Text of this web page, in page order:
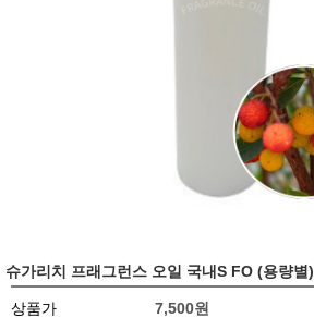
슈가리치 프래그런스 오일 국내S FO (용량별)
상품가 7,500원